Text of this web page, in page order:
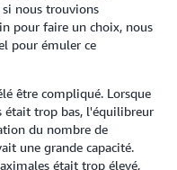
si nous trouvions
pour faire un choix, nous
pour émuler ce
être compliqué. Lorsque
était trop bas, l'équilibreur
du nombre de
une grande capacité.
était trop élevé,